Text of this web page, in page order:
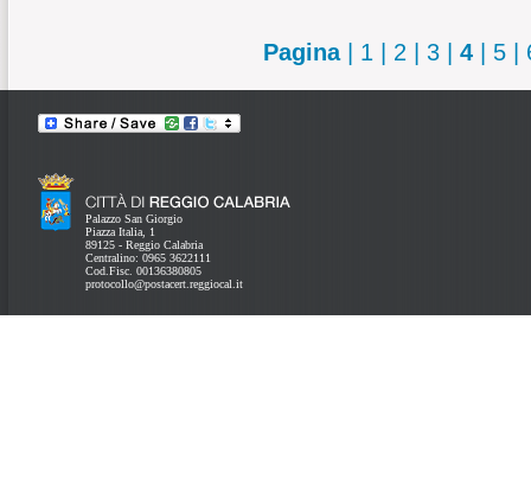
Pagina| 1 2 3 4 5
Palazzo San Giorgio
Piazza Italia, 1
89125 - Reggio Calabria
Centralino: 0965 3622111
Cod.Fisc. 00136380805
protocollo@postacert.reggiocal.it